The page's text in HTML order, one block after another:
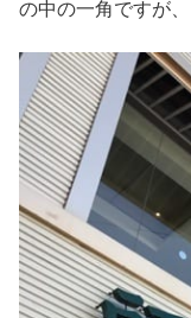
の中の一角ですが